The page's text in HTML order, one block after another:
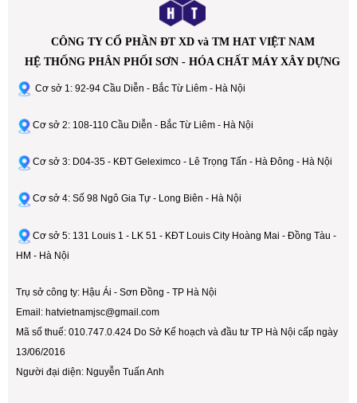
CÔNG TY CỔ PHẦN ĐT XD và TM HAT VIỆT NAM
HỆ THỐNG PHÂN PHỐI SƠN - HÓA CHẤT MÁY XÂY DỰNG
Cơ sở 1: 92-94 Cầu Diễn - Bắc Từ Liêm - Hà Nội
Cơ sở 2: 108-110 Cầu Diễn - Bắc Từ Liêm - Hà Nội
Cơ sở 3: D04-35 - KĐT Geleximco - Lê Trọng Tấn - Hà Đông - Hà Nội
Cơ sở 4: Số 98 Ngô Gia Tự - Long Biên - Hà Nội
Cơ sở 5: 131 Louis 1 - LK 51 - KĐT Louis City Hoàng Mai - Đồng Tàu -
HM - Hà Nội
Trụ sở công ty: Hậu Ái - Sơn Đồng - TP Hà Nội
Email: hatvietnamjsc@gmail.com
Mã số thuế: 010.747.0.424 Do Sở Kế hoạch và đầu tư TP Hà Nội cấp ngày
13/06/2016
Người đại diện: Nguyễn Tuấn Anh